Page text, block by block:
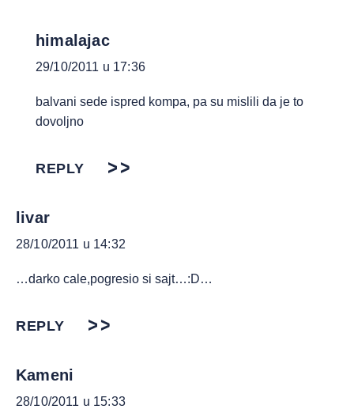
himalajac
29/10/2011 u 17:36
balvani sede ispred kompa, pa su mislili da je to
dovoljno
REPLY
livar
28/10/2011 u 14:32
…darko cale,pogresio si sajt…:D…
REPLY
Kameni
28/10/2011 u 15:33